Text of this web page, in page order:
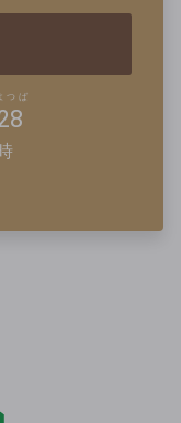
つば